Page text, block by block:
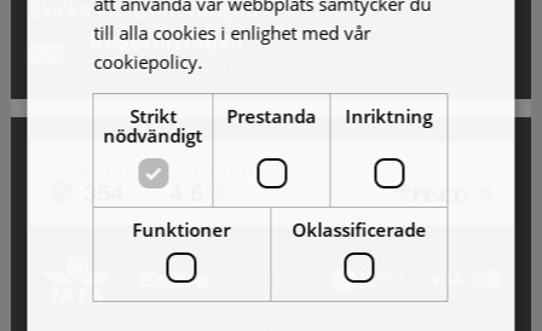
Skicka en reseförfrågan
Reseförfrågan
Vi skickar gärna förslag!
till alla cookies i enlighet med vår
cookiepolicy.
Strikt
nödvändigt
Prestanda Inriktning
Funktioner Oklassificerade